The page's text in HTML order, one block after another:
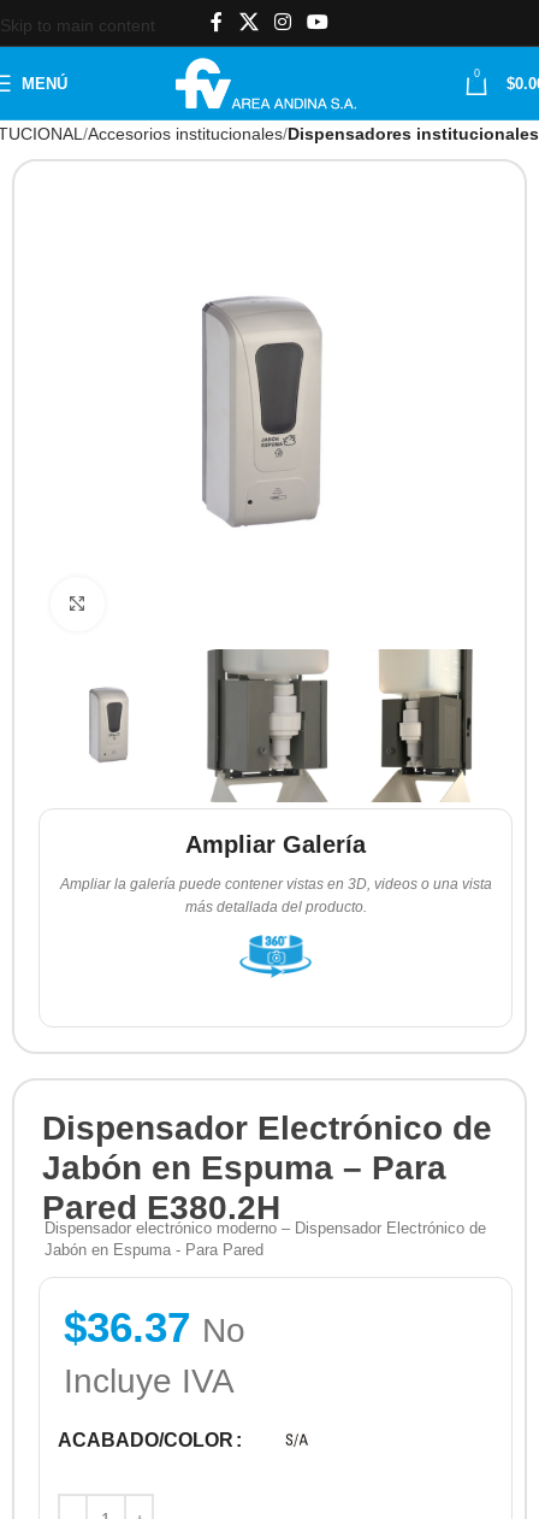
Skip to main content
MENÚ
0
$
Accesorios institucionales Dispensadores institucionales
Ampliar Galería
Ampliar la galería puede contener vistas en 3D, videos o una vista
más detallada del producto.
Dispensador Electrónico de
Jabón en Espuma – Para
Pared E380.2H
Dispensador electrónico moderno – Dispensador Electrónico de
Jabón en Espuma - Para Pared
$36.37 No
Incluye IVA
ACABADO/COLOR